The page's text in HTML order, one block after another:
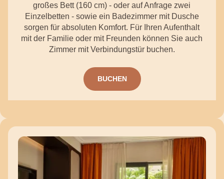
großes Bett (160 cm) - oder auf Anfrage zwei
Einzelbetten - sowie ein Badezimmer mit Dusche
sorgen für absoluten Komfort. Für Ihren Aufenthalt
mit der Familie oder mit Freunden können Sie auch
Zimmer mit Verbindungstür buchen.
BUCHEN